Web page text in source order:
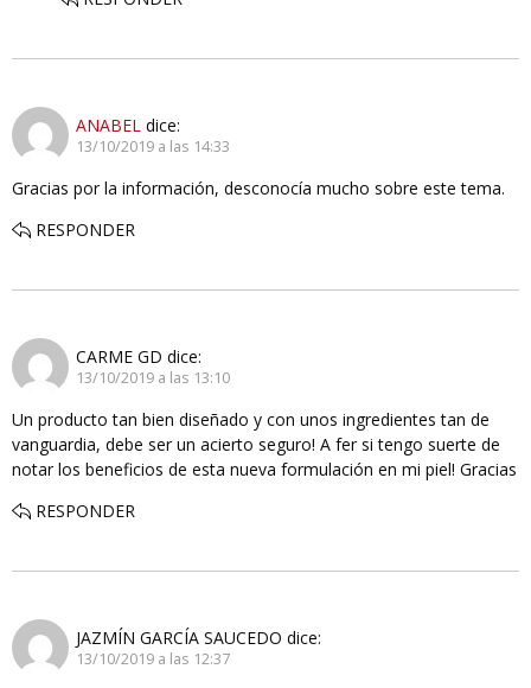
ANABEL dice:
13/10/2019 a las 14:33
Gracias por la información, desconocía mucho sobre este tema.
RESPONDER
CARME GD dice:
13/10/2019 a las 13:10
Un producto tan bien diseñado y con unos ingredientes tan de
vanguardia, debe ser un acierto seguro! A fer si tengo suerte de
notar los beneficios de esta nueva formulación en mi piel! Gracias
RESPONDER
JAZMÍN GARCÍA SAUCEDO dice:
13/10/2019 a las 12:37